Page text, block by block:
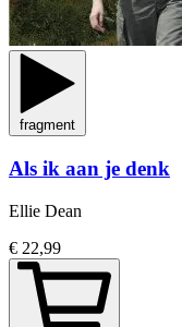
fragment
Als ik aan je denk
Ellie Dean
€ 22,99